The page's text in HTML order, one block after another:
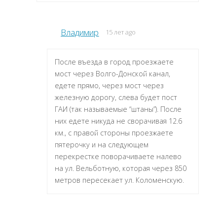
Владимир 15 лет ago
После въезда в город проезжаете
мост через Волго-Донской канал,
едете прямо, через мост через
железную дорогу, слева будет пост
ГАИ (так называемые “штаны”). После
них едете никуда не сворачивая 12.6
км., с правой стороны проезжаете
пятерочку и на следующем
перекрестке поворачиваете налево
на ул. Вельботную, которая через 850
метров пересекает ул. Коломенскую.